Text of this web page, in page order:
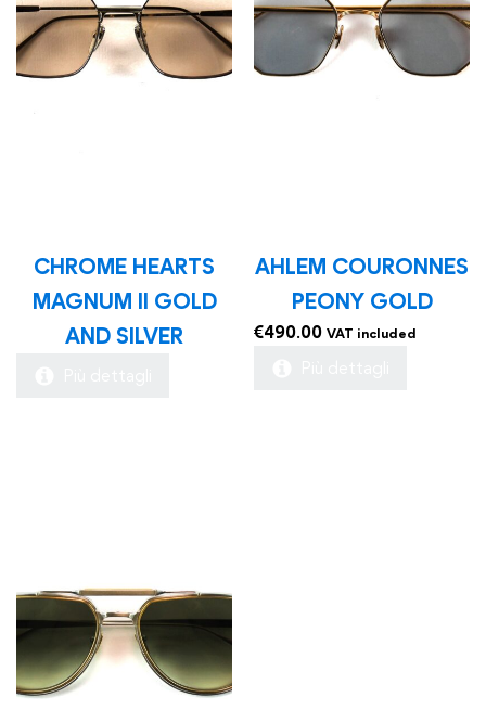
CHROME HEARTS
MAGNUM II GOLD
AND SILVER
AHLEM COURONNES
PEONY GOLD
€490.00 VAT included